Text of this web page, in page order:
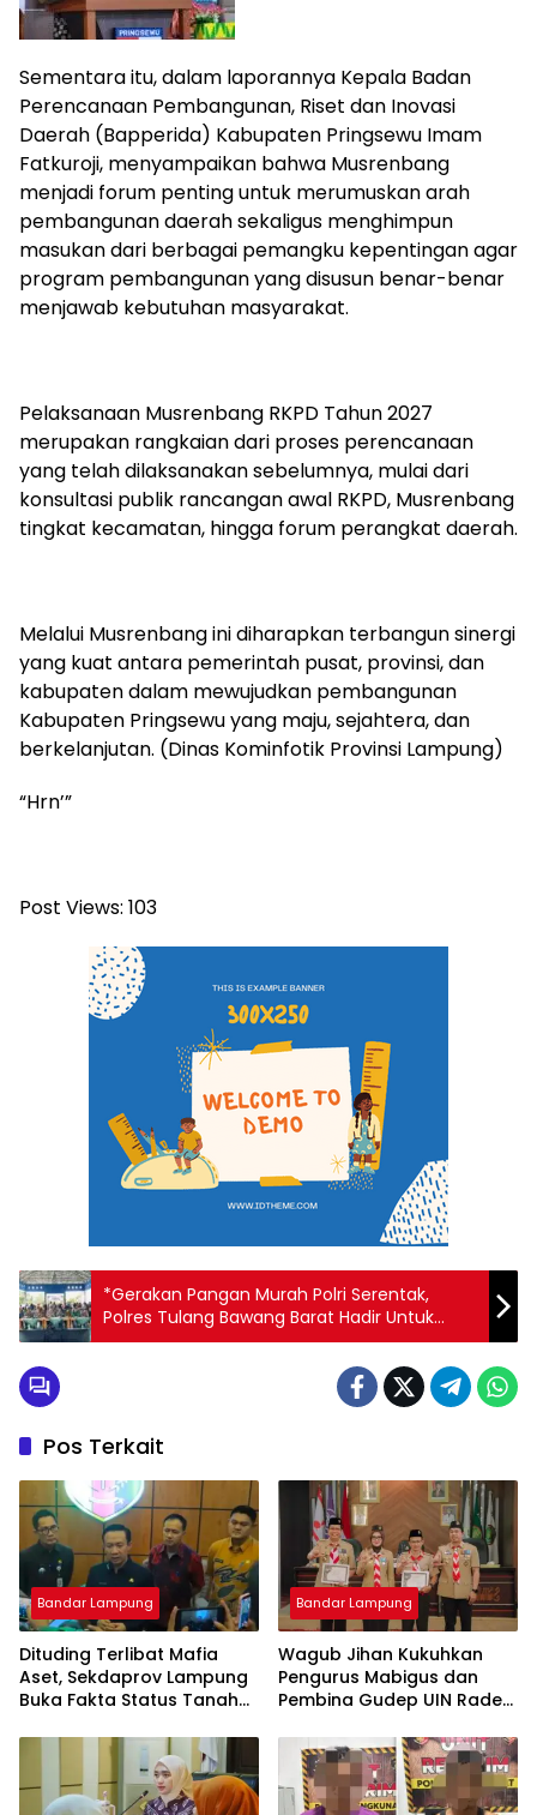
Sementara itu, dalam laporannya Kepala Badan
Perencanaan Pembangunan, Riset dan Inovasi
Daerah (Bapperida) Kabupaten Pringsewu Imam
Fatkuroji, menyampaikan bahwa Musrenbang
menjadi forum penting untuk merumuskan arah
pembangunan daerah sekaligus menghimpun
masukan dari berbagai pemangku kepentingan agar
program pembangunan yang disusun benar-benar
menjawab kebutuhan masyarakat.
Pelaksanaan Musrenbang RKPD Tahun 2027
merupakan rangkaian dari proses perencanaan
yang telah dilaksanakan sebelumnya, mulai dari
konsultasi publik rancangan awal RKPD, Musrenbang
tingkat kecamatan, hingga forum perangkat daerah.
Melalui Musrenbang ini diharapkan terbangun sinergi
yang kuat antara pemerintah pusat, provinsi, dan
kabupaten dalam mewujudkan pembangunan
Kabupaten Pringsewu yang maju, sejahtera, dan
berkelanjutan. (Dinas Kominfotik Provinsi Lampung)
“Hrn’”
Post Views: 103
*Gerakan Pangan Murah Polri Serentak,
Polres Tulang Bawang Barat Hadir Untuk
Bantu Masyarakat di Balai Tiyuh Candra
Pos Terkait
Bandar Lampung
Dituding Terlibat Mafia
Aset, Sekdaprov Lampung
Buka Fakta Status Tanah
Bandar Lampung
Wagub Jihan Kukuhkan
Pengurus Mabigus dan
Pembina Gudep UIN Raden
Perkuat Karakter Generasi
Muda